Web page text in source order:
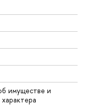
имуществе и